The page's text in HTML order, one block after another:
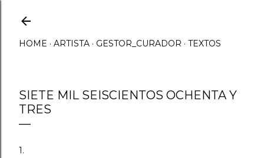
HOME ARTISTA GESTOR_CURADOR TEXTOS
SIETE MIL SEISCIENTOS OCHENTA Y
TRES
1.